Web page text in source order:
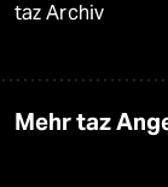
taz Archiv
Mehr taz